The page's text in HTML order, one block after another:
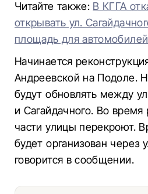
Читайте также: В КГГА
открывать ул.
площадь для автомобилей
Начинается
Андреевской на Подоле.
будут обновлять между
и Сагайдачного. Во
части улицы перекроют.
будет организован через
говорится в сообщении.